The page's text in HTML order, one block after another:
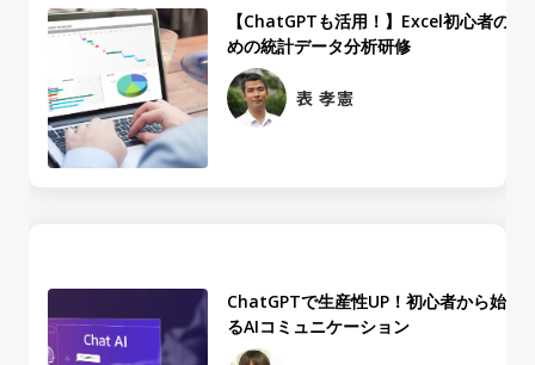
【ChatGPTも活用！】Excel初心者のた
めの統計データ分析研修
表 孝憲
ChatGPTで生産性UP！初心者から始め
るAIコミュニケーション